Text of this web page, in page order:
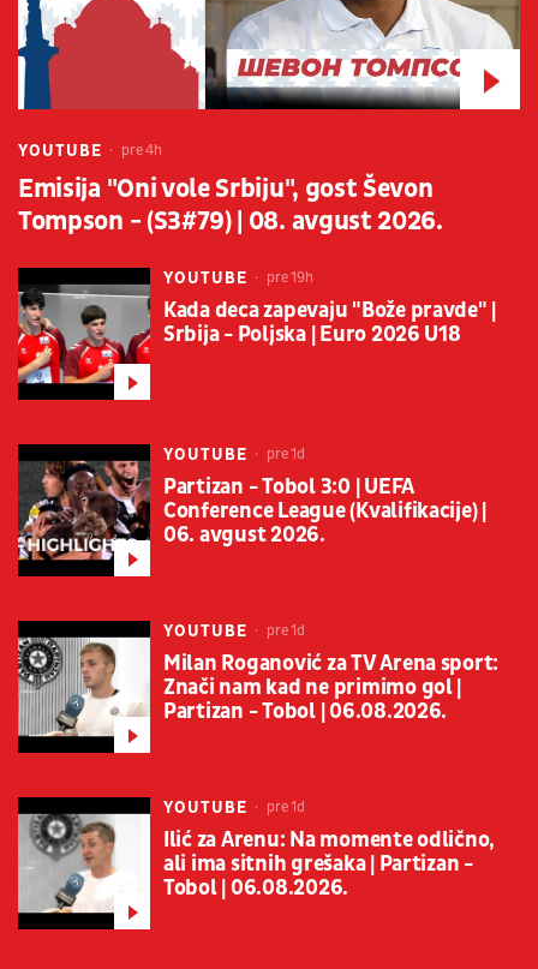
YOUTUBE pre 4h
Emisija "Oni vole Srbiju", gost Ševon
Tompson - (S3#79) | 08. avgust 2026.
YOUTUBE pre 19h
Kada deca zapevaju "Bože pravde" |
Srbija - Poljska | Euro 2026 U18
YOUTUBE pre 1d
Partizan - Tobol 3:0 | UEFA
Conference League (Kvalifikacije) |
06. avgust 2026.
YOUTUBE pre 1d
Milan Roganović za TV Arena sport:
Znači nam kad ne primimo gol |
Partizan - Tobol | 06.08.2026.
YOUTUBE pre 1d
Ilić za Arenu: Na momente odlično,
ali ima sitnih grešaka | Partizan -
Tobol | 06.08.2026.